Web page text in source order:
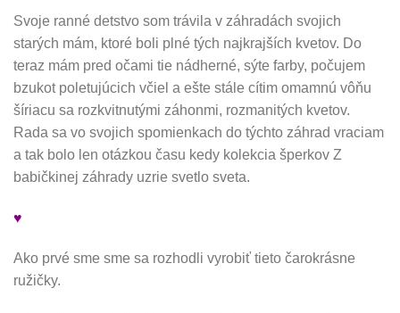
Svoje ranné detstvo som trávila v záhradách svojich
starých mám, ktoré boli plné tých najkrajších kvetov. Do
teraz mám pred očami tie nádherné, sýte farby, počujem
bzukot poletujúcich včiel a ešte stále cítim omamnú vôňu
šíriacu sa rozkvitnutými záhonmi, rozmanitých kvetov.
Rada sa vo svojich spomienkach do týchto záhrad vraciam
a tak bolo len otázkou času kedy kolekcia šperkov Z
babičkinej záhrady uzrie svetlo sveta.
♥
Ako prvé sme sme sa rozhodli vyrobiť tieto čarokrásne
ružičky.